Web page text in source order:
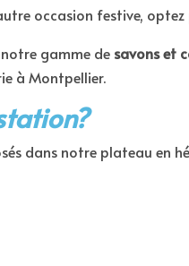
occasion festive,
gamme de savons et
à Montpellier.
dans notre plateau en